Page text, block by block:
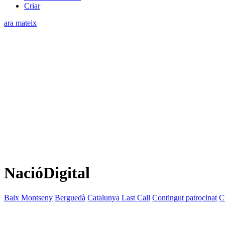
Criar
ara mateix
NacióDigital
Baix Montseny Berguedà Catalunya Last Call Contingut patrocinat